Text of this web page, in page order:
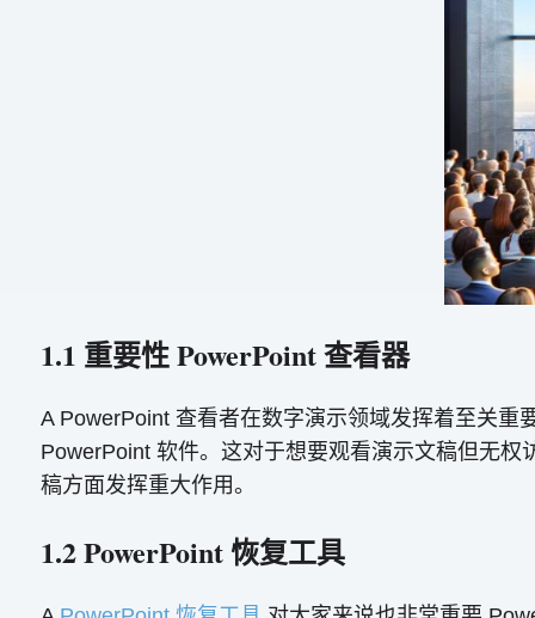
1.1 重要性 PowerPoint 查看器
A PowerPoint 查看者在数字演示领域发挥着至关
PowerPoint 软件。这对于想要观看演示文稿但无
稿方面发挥重大作用。
1.2 PowerPoint 恢复工具